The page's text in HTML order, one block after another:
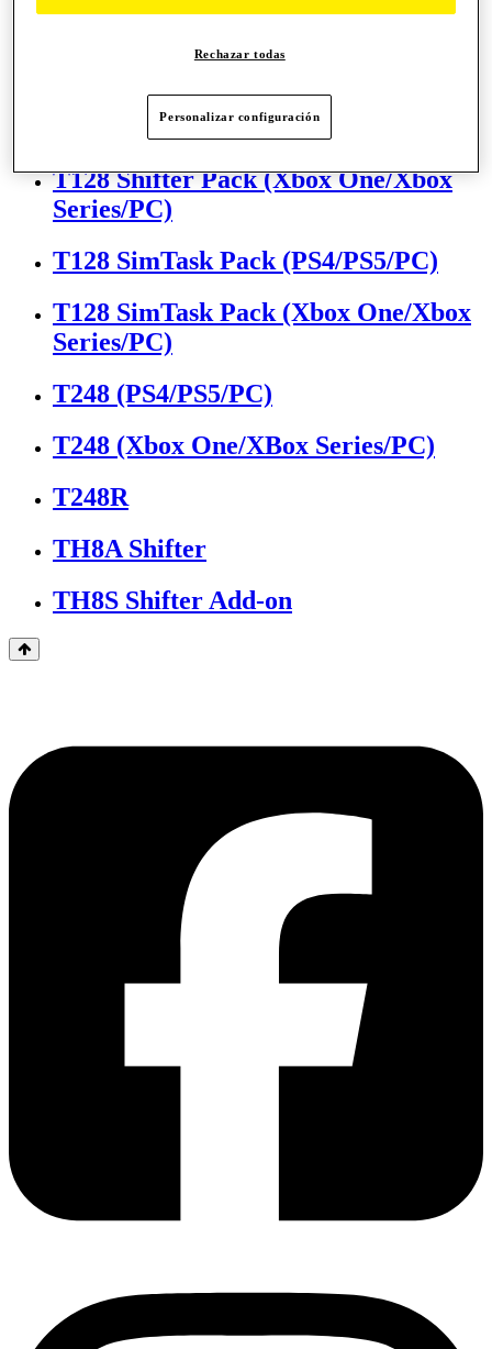
T128 (Xbox One/Xbox Series/PC)
T128 Shifter Pack (Xbox One/Xbox
Series/PC)
T128 SimTask Pack (PS4/PS5/PC)
T128 SimTask Pack (Xbox One/Xbox
Series/PC)
T248 (PS4/PS5/PC)
T248 (Xbox One/XBox Series/PC)
T248R
TH8A Shifter
TH8S Shifter Add-on
Rechazar todas
Personalizar configuración